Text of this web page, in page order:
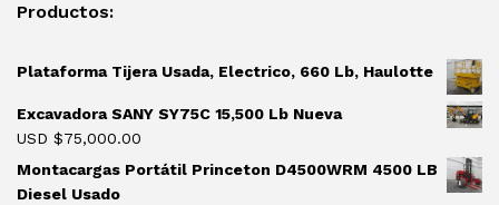
Productos:
Plataforma Tijera Usada, Electrico, 660 Lb, Haulotte
Excavadora SANY SY75C 15,500 Lb Nueva
USD $75,000.00
Montacargas Portátil Princeton D4500WRM 4500 LB
Diesel Usado